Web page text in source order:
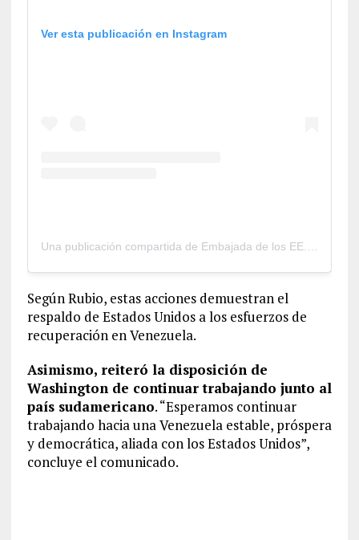
Ver esta publicación en Instagram
Según Rubio, estas acciones demuestran el
respaldo de Estados Unidos a los esfuerzos de
recuperación en Venezuela.
Asimismo, reiteró la disposición de
Washington de continuar trabajando junto al
país sudamericano. “Esperamos continuar
trabajando hacia una Venezuela estable, próspera
y democrática, aliada con los Estados Unidos”,
concluye el comunicado.